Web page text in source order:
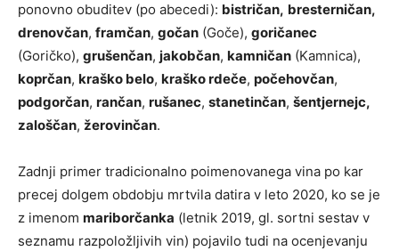
ponovno obuditev (po abecedi): bistričan, bresterničan,
drenovčan, framčan, gočan (Goče), goričanec
(Goričko), grušenčan, jakobčan, kamničan (Kamnica),
koprčan, kraško belo, kraško rdeče, počehovčan,
podgorčan, rančan, rušanec, stanetinčan, šentjernejc,
zaloščan, žerovinčan.
Zadnji primer tradicionalno poimenovanega vina po kar
precej dolgem obdobju mrtvila datira v leto 2020, ko se je
z imenom mariborčanka (letnik 2019, gl. sortni sestav v
seznamu razpoložljivih vin) pojavilo tudi na ocenjevanju